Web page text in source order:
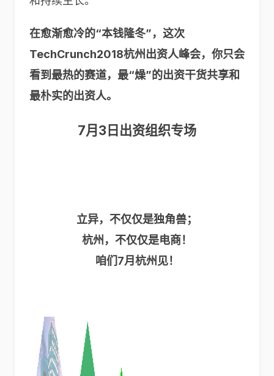
在愈渐愈冷的“本钱隆冬”，这次
TechCrunch2018杭州出资人峰会，你只会
看到最热的赛道，最“燥”的出资干货共享和
最朴实的出资人。
7月3日出资组织专场
立异，不仅仅是独角兽；
杭州，不仅仅是电商！
咱们7月杭州见！